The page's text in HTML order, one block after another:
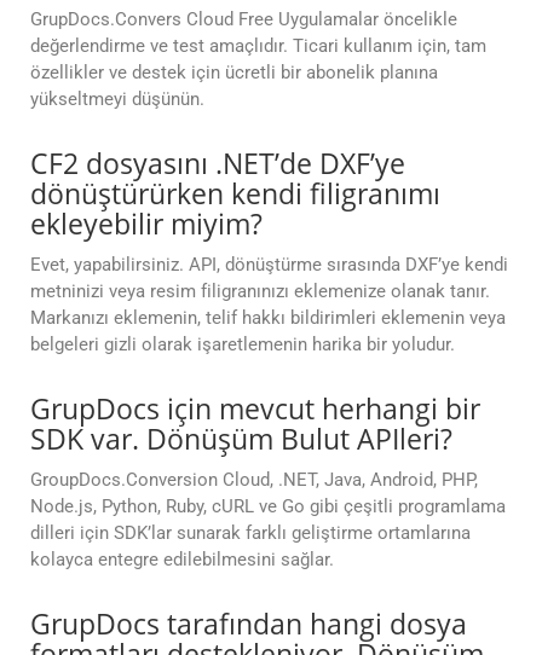
GrupDocs.Convers Cloud Free Uygulamalar öncelikle
değerlendirme ve test amaçlıdır. Ticari kullanım için, tam
özellikler ve destek için ücretli bir abonelik planına
yükseltmeyi düşünün.
CF2 dosyasını .NET’de DXF’ye
dönüştürürken kendi filigranımı
ekleyebilir miyim?
Evet, yapabilirsiniz. API, dönüştürme sırasında DXF’ye kendi
metninizi veya resim filigranınızı eklemenize olanak tanır.
Markanızı eklemenin, telif hakkı bildirimleri eklemenin veya
belgeleri gizli olarak işaretlemenin harika bir yoludur.
GrupDocs için mevcut herhangi bir
SDK var. Dönüşüm Bulut APIleri?
GroupDocs.Conversion Cloud, .NET, Java, Android, PHP,
Node.js, Python, Ruby, cURL ve Go gibi çeşitli programlama
dilleri için SDK’lar sunarak farklı geliştirme ortamlarına
kolayca entegre edilebilmesini sağlar.
GrupDocs tarafından hangi dosya